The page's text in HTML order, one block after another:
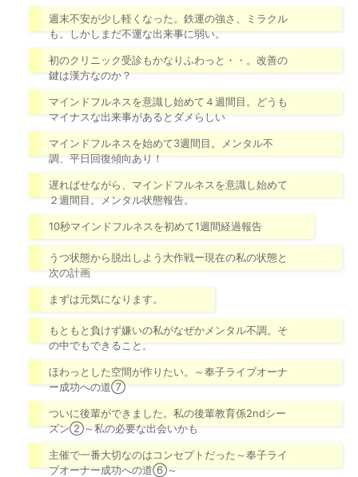
週末不安が少し軽くなった。鉄運の強さ、ミラクル
も。しかしまだ不運な出来事に弱い。
初のクリニック受診もかなりふわっと・・。改善の
鍵は漢方なのか？
マインドフルネスを意識し始めて４週間目。どうも
マイナスな出来事があるとダメらしい
マインドフルネスを始めて3週間目。メンタル不
調、平日回復傾向あり！
遅ればせながら、マインドフルネスを意識し始めて
２週間目。メンタル状態報告。
10秒マインドフルネスを初めて1週間経過報告
うつ状態から脱出しよう大作戦ー現在の私の状態と
次の計画
まずは元気になります。
もともと負けず嫌いの私がなぜかメンタル不調。そ
の中でもできること。
ほわっとした空間が作りたい。～奉子ライブオーナ
ー成功への道⑦
ついに後輩ができました。私の後輩教育係2ndシー
ズン②～私の必要な出会いかも
主催で一番大切なのはコンセプトだった～奉子ライ
ブオーナー成功への道⑥～